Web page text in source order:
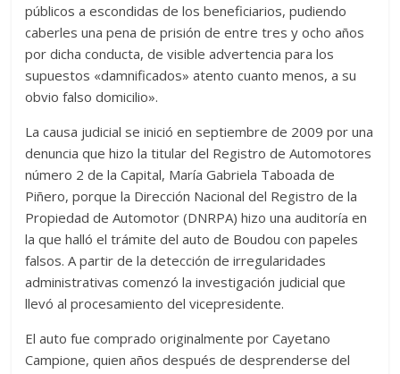
públicos a escondidas de los beneficiarios, pudiendo
caberles una pena de prisión de entre tres y ocho años
por dicha conducta, de visible advertencia para los
supuestos «damnificados» atento cuanto menos, a su
obvio falso domicilio».
La causa judicial se inició en septiembre de 2009 por una
denuncia que hizo la titular del Registro de Automotores
número 2 de la Capital, María Gabriela Taboada de
Piñero, porque la Dirección Nacional del Registro de la
Propiedad de Automotor (DNRPA) hizo una auditoría en
la que halló el trámite del auto de Boudou con papeles
falsos. A partir de la detección de irregularidades
administrativas comenzó la investigación judicial que
llevó al procesamiento del vicepresidente.
El auto fue comprado originalmente por Cayetano
Campione, quien años después de desprenderse del